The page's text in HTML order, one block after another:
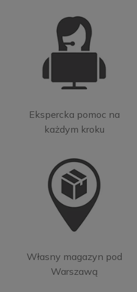
Ekspercka pomoc na
każdym kroku
Własny magazyn pod
Warszawą